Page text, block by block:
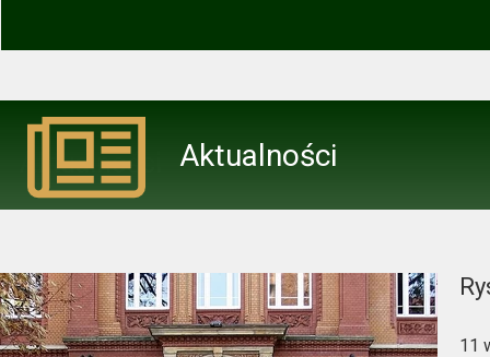
Aktualności
Aktualności
11